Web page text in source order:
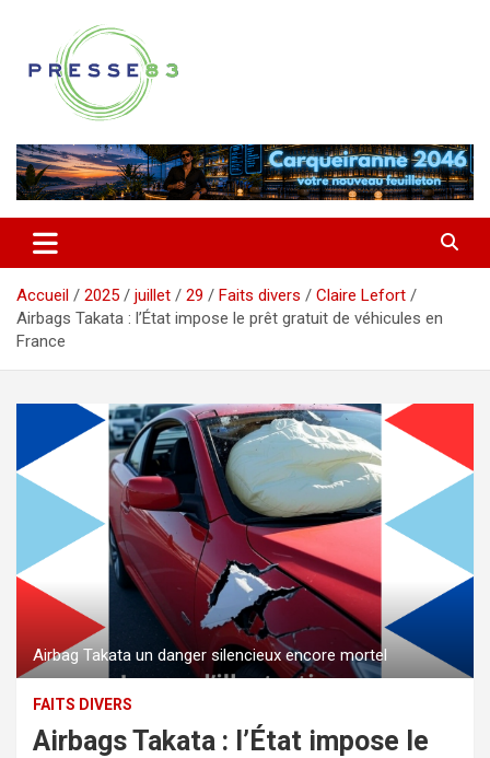
contenu
Presse 83
Accueil 2025 juillet 29 Faits divers
Claire Lefort
Airbags Takata : l’État impose le prêt gratuit de véhicules en
France
Airbag Takata un danger silencieux encore mortel
FAITS DIVERS
Airbags Takata : l’État impose le